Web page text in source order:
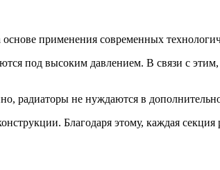
применения современных
под высоким давлением. В связи с
радиаторы не нуждаются в
Благодаря этому, каждая